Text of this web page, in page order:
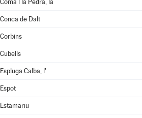
Coma i la Pedra, la
Conca de Dalt
Corbins
Cubells
Espluga Calba, l'
Espot
Estamariu